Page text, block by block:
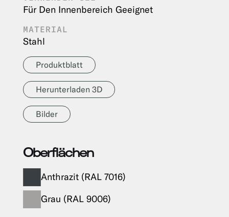
Für Den Innenbereich Geeignet
MATERIAL
Stahl
Produktblatt
Herunterladen 3D
Bilder
Oberflächen
Anthrazit (RAL 7016)
Grau (RAL 9006)